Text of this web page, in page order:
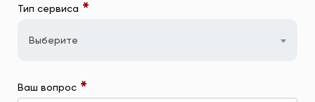
Тип сервиса *
Выберите
Ваш вопрос *